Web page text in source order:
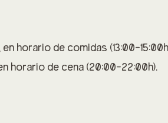
horario de comidas (13:00-
horario de cena (20:00-22:00h).